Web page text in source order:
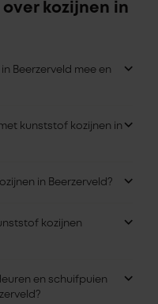
kozijnen in
Beerzerveld mee en
kunststof kozijnen in
in Beerzerveld?
kozijnen
en schuifpuien